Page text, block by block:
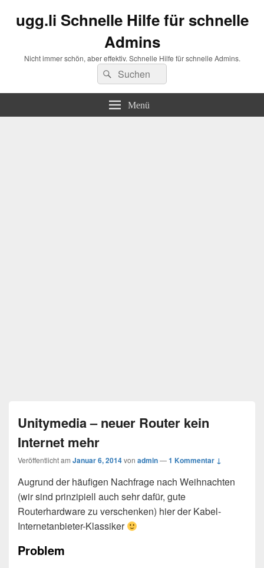
ugg.li Schnelle Hilfe für schnelle
Admins
Nicht immer schön, aber effektiv. Schnelle Hilfe für schnelle Admins.
Suchen
nach:
Suchen
Menü
Unitymedia – neuer Router kein
Internet mehr
Veröffentlicht am Januar 6, 2014von admin—1 Kommentar ↓
Augrund der häufigen Nachfrage nach Weihnachten
(wir sind prinzipiell auch sehr dafür, gute
Routerhardware zu verschenken) hier der Kabel-
Internetanbieter-Klassiker
Problem